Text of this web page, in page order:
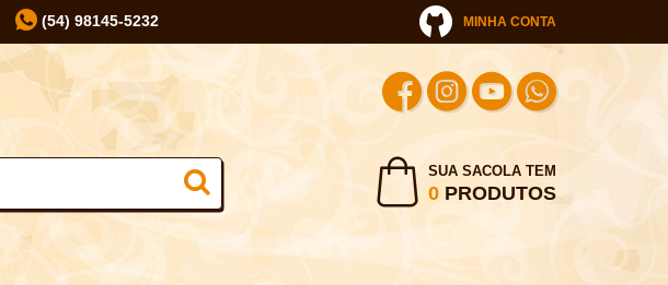
(54) 98145-5232 MINHA CONTA
SUA SACOLA TEM
0PRODUTOS